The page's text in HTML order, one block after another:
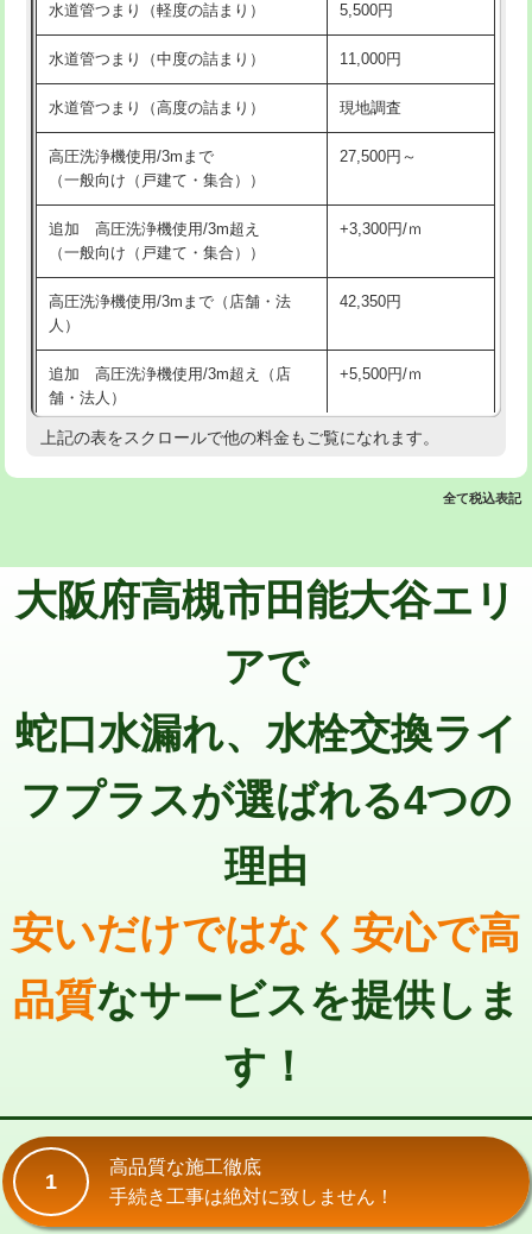
洗面台設置 38,500円
化粧台設置 22,000円
追加人工 16,500円
廃棄・処分 現場見積
※給水管工事は20mmまでの価格です。
交換・取付(排水栓・排水トラップ
22,000円+材料費
持込商品取付（混合水栓）
持込商品取付（浄水器・分岐水栓） 16,500円
業）
排水管工事（追加 排水管工事/3ｍ超
え）
マス交換（土の掘削・埋め戻し作業） 11,000円~
マス交換（深さ50㎝以上） 66,000円
コンクリート斫り（厚さ10㎝超え）
モルタル補修（厚さ10㎝まで） 27,500円
モルタル補修（厚さ10㎝超え）
追加人工 16,500円
水道管つまり（軽度の詰まり） 5,500円
水道管つまり（中度の詰まり） 11,000円
水道管つまり（高度の詰まり） 現地調査
高圧洗浄機使用/3mまで
（一般向け（戸建て・集合））
27,500円～
追加 高圧洗浄機使用/3m超え
（一般向け（戸建て・集合））
+3,300円/ｍ
高圧洗浄機使用/3mまで（店舗・法
人）
42,350円
追加 高圧洗浄機使用/3m超え（店
舗・法人）
+5,500円/ｍ
高度高圧洗浄換 現地調査
追加トーラー機使用/3m超え +3,300円
止水・漏水調査・防水処理・清掃・修
11,000円
止水・漏水調査・防水処理・清掃・修
22,000円
止水・漏水調査・防水処理・清掃・修
その他部品の脱着 8,800円～
交換・取付（タンク） 22,000円+材料費
交換・取付(単水栓（壁付・デッキ
式・ワンホール）)
交換・取付(排水栓・排水トラップ
（P/S/ポップアップ））
22,000円+材料費
上記の表をスクロールで他の料金もご覧になれます。
全て税込表記
大阪府高槻市田能大谷エリ
アで
蛇口水漏れ、水栓交換ライ
フプラスが選ばれる4つの
理由
安いだけではなく安心で高
品質なサービスを提供しま
す！
1
高品質な施工徹底
手続き工事は絶対に致しません！